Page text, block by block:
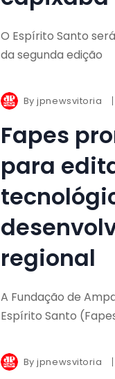
O Espírito Santo
da segunda edição
Byjpnewsvitoria
Fapes
para
regional
A Fundação de
Espírito Santo
Byjpnewsvitoria